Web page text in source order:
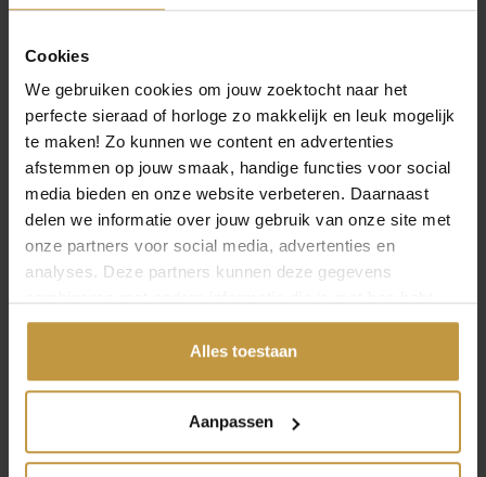
Cookies
We gebruiken cookies om jouw zoektocht naar het
perfecte sieraad of horloge zo makkelijk en leuk mogelijk
te maken! Zo kunnen we content en advertenties
afstemmen op jouw smaak, handige functies voor social
media bieden en onze website verbeteren. Daarnaast
delen we informatie over jouw gebruik van onze site met
onze partners voor social media, advertenties en
analyses. Deze partners kunnen deze gegevens
gedeeld of die ze hebben verzameld via jouw gebruik van
Alles toestaan
Aanpassen
INFORMATIE OVER SIF JAKOBS SIERADEN
Sif Jakobs ontwerpt stijlvolle sieraden met een luxueuze
uitstraling. Elk ontwerp straalt elegantie en klasse uit,
vaak verrijkt met sprankelende zirkonia’s. Perfect voor
wie houdt van Scandinavisch design met een vleugje